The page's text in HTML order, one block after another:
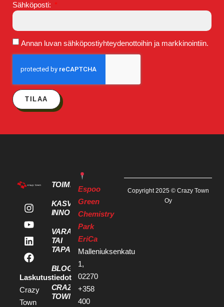
Sähköposti:
Annan luvan sähköpostiyhteydenottoihin ja markkinointiin.
TILAA
Laskutustiedot
Crazy
Town
TOIMITILAT
KASVU- JA
INNOVAATIOPALVELUT
VARAA KOKOUS
TAI
TAPAHTUMATILA
BLOGI
CRAZY
TOWN
Espoo
Green
Chemistry
Park
EriCa
Malleniuksenkatu
1,
02270
+358
400
Copyright 2025 © Crazy Town
Oy